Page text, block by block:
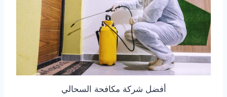
أفضل شركة مكافحة السحالي